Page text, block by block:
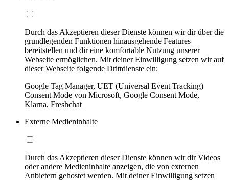
Durch das Akzeptieren dieser Dienste können wir dir über die
grundlegenden Funktionen hinausgehende Features
bereitstellen und dir eine komfortable Nutzung unserer
Webseite ermöglichen. Mit deiner Einwilligung setzen wir auf
dieser Webseite folgende Drittdienste ein:
Google Tag Manager, UET (Universal Event Tracking)
Consent Mode von Microsoft, Google Consent Mode,
Klarna, Freshchat
Externe Medieninhalte
Durch das Akzeptieren dieser Dienste können wir dir Videos
oder andere Medieninhalte anzeigen, die von externen
Anbietern gehostet werden. Mit deiner Einwilligung setzen